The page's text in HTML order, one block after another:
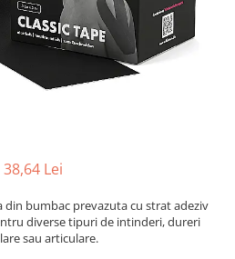
38,64 Lei
din bumbac prevazuta cu strat adeziv
diverse tipuri de intinderi, dureri
sau articulare.